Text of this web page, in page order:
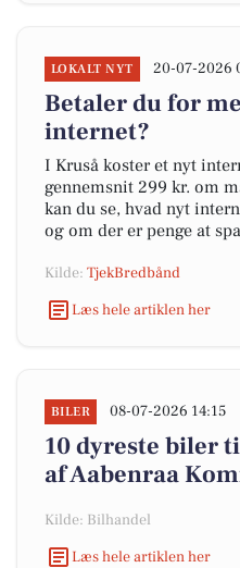
LOKALT NYT 20-07-2026
Betaler du for
internet?
I Kruså koster et nyt
gennemsnit 299 kr. om
kan du se, hvad nyt
og om der er penge at
Kilde: TjekBredbånd
Læs hele artiklen her
BILER 08-07-2026 14:15
10 dyreste biler
af Aabenraa
Kilde: Bilhandel
Læs hele artiklen her